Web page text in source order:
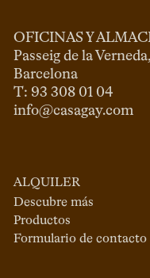
OFICINAS Y
Passeig de la
Barcelona
info@casagay.com
ALQUILER
Descubre más
Productos
Formulario de contacto